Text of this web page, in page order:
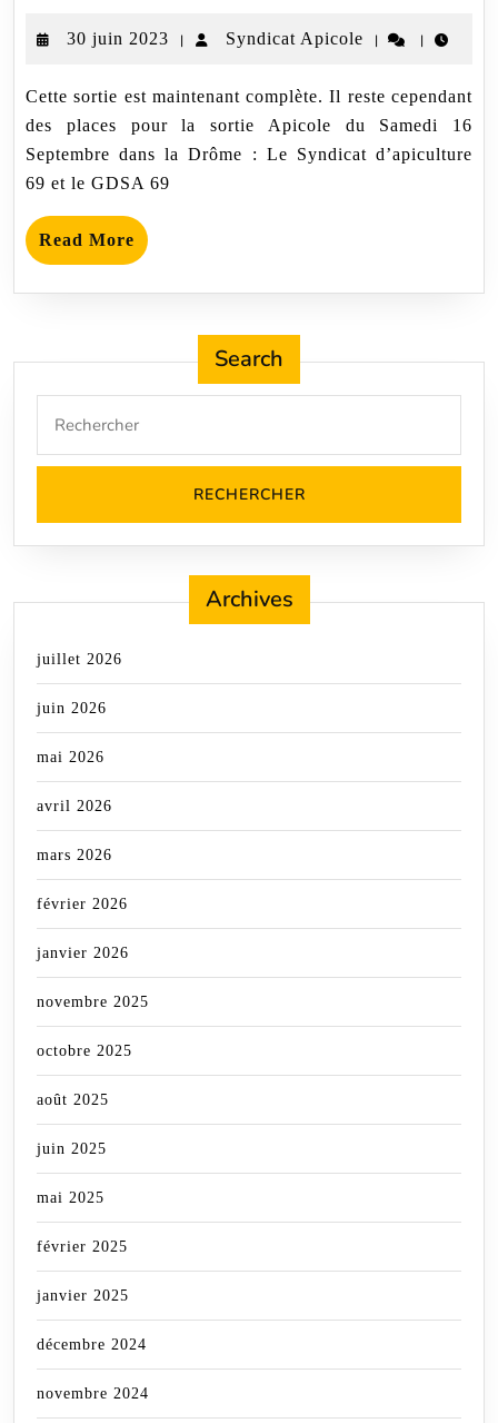
Septembre
la
péniche,
de
30 juin 2023
30
2023
| Syndicat Apicole
Syndicat
| |
Cette sortie est maintenant complète. Il reste cependant
des places pour la sortie Apicole du Samedi 16
Septembre dans la Drôme : Le Syndicat d’apiculture
69 et le GDSA 69
Read More Read
More
Search
for:
Archives
juillet 2026
juin 2026
mai 2026
avril 2026
mars 2026
février 2026
janvier 2026
novembre 2025
octobre 2025
août 2025
juin 2025
mai 2025
février 2025
janvier 2025
décembre 2024
novembre 2024